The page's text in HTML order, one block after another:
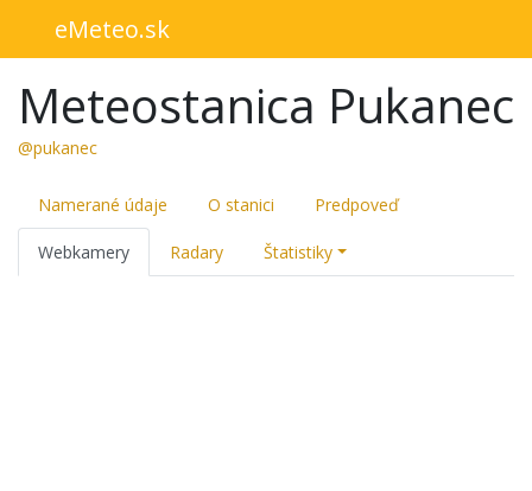
eMeteo.sk
Meteostanica Pukanec
@pukanec
Namerané údaje O stanici Predpoveď
Webkamery Radary Štatistiky